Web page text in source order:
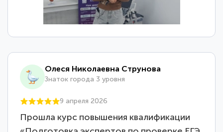
Олеся Николаевна Струнова
Знаток города 3 уровня
9 апреля 2026
Прошла курс повышения квалификации